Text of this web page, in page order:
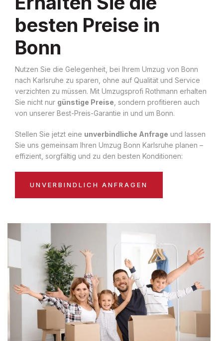
besten Preise in
Bonn
Nutzen Sie die Gelegenheit, bei Ihrem Umzug von Bonn
nach Karlsruhe zu sparen, ohne auf Qualität und Service
verzichten zu müssen. Mit Umzugsprofi Rothmann erhalten
Sie nicht nur günstige Preise , sondern profitieren auch
von unserer Best-Preis-Garantie in und um Bonn.
Stellen Sie jetzt eine unverbindliche Anfrage und lassen
Sie uns gemeinsam Ihren Umzug Bonn Karlsruhe planen –
effizient, sorgfältig und zu den besten Konditionen:
UNVERBINDLICH ANFRAGEN